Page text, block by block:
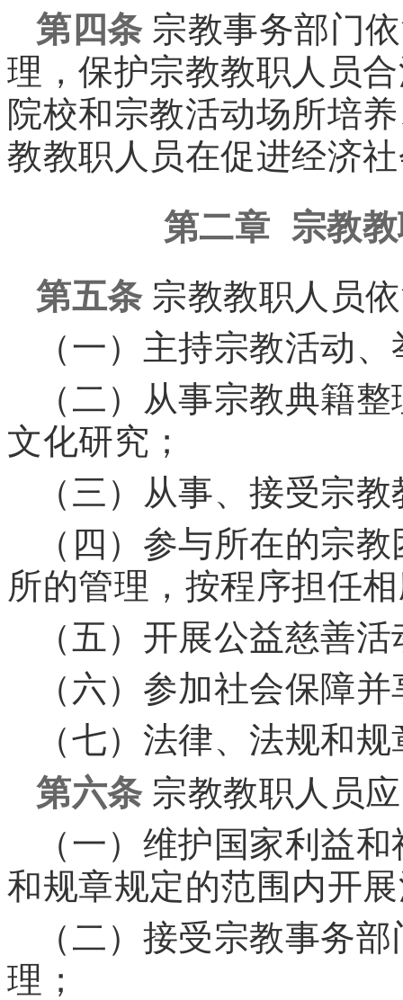
第四条宗教事务部门
理，保护宗教教职人员
院校和宗教活动场所培
教教职人员在促进经济
第二章 宗教
第五条宗教教职人员
（一）主持宗教活动
（二）从事宗教典籍
文化研究；
（三）从事、接受宗
（四）参与所在的宗
所的管理，按程序担任
（五）开展公益慈善
（六）参加社会保障
（七）法律、法规和
第六条宗教教职人员
（一）维护国家利益
和规章规定的范围内开
（二）接受宗教事务
理；